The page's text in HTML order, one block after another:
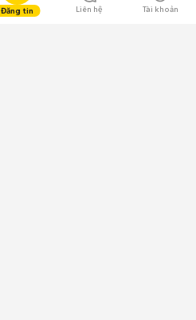
Đăng tin Liên hệ Tài khoản